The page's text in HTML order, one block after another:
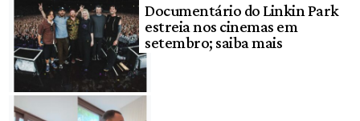
Documentário do Linkin Park
estreia nos cinemas em
setembro; saiba mais